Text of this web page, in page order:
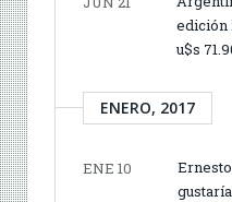
edición
u$s
ENERO, 2017
ENE 10